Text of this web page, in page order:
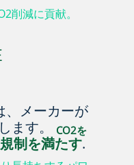
、メーカーが
ます。
CO2を
制を満たす.